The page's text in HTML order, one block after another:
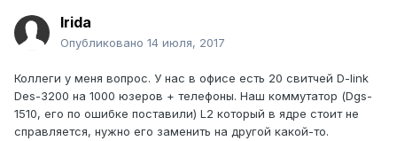
Irida
Опубликовано 14 июля, 2017
Коллеги у меня вопрос. У нас в офисе есть 20 свитчей D-link
Des-3200 на 1000 юзеров + телефоны. Наш коммутатор (Dgs-
1510, его по ошибке поставили) L2 который в ядре стоит не
справляется, нужно его заменить на другой какой-то.